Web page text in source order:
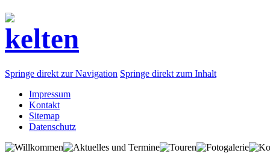
Springe direkt zur Navigation Springe direkt zum Inhalt
Impressum
Kontakt
Sitemap
Datenschutz